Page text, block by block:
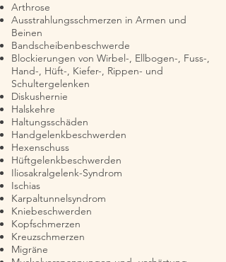
Arthrose
Ausstrahlungsschmerzen in Armen und
Beinen
Bandscheibenbeschwerde
Blockierungen von Wirbel-, Ellbogen-, Fuss-,
Hand-, Hüft-, Kiefer-, Rippen- und
Schultergelenken
Diskushernie
Halskehre
Haltungsschäden
Handgelenkbeschwerden
Hexenschuss
Hüftgelenkbeschwerden
Iliosakralgelenk-Syndrom
Ischias
Karpaltunnelsyndrom
Kniebeschwerden
Kopfschmerzen
Kreuzschmerzen
Migräne